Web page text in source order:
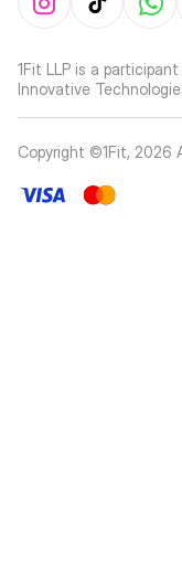
1Fit LLP is a
Innovative
Copyright ©1Fit, 2026